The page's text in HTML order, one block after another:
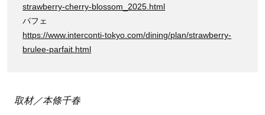
strawberry-cherry-blossom_2025.html
パフェ
https://www.interconti-tokyo.com/dining/plan/strawberry-
brulee-parfait.html
取材／本條千春